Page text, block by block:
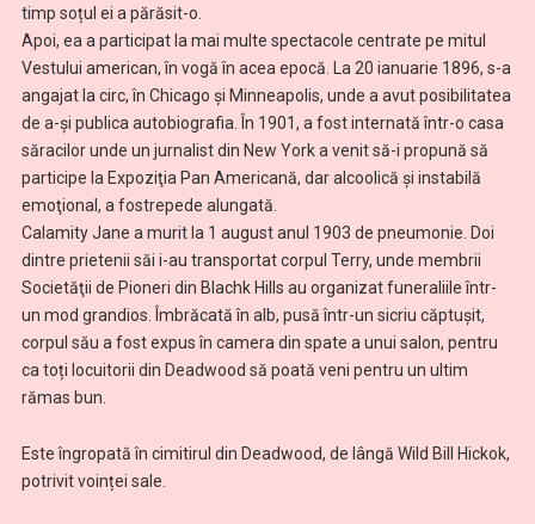
timp soțul ei a părăsit-o.
Apoi, ea a participat la mai multe spectacole centrate pe mitul
Vestului american, în vogă în acea epocă. La 20 ianuarie 1896, s-a
angajat la circ, în Chicago și Minneapolis, unde a avut posibilitatea
de a-şi publica autobiografia. În 1901, a fost internată într-o casa
săracilor unde un jurnalist din New York a venit să-i propună să
participe la Expoziţia Pan Americană, dar alcoolică și instabilă
emoţional, a fostrepede alungată.
Calamity Jane a murit la 1 august anul 1903 de pneumonie. Doi
dintre prietenii săi i-au transportat corpul Terry, unde membrii
Societăţii de Pioneri din Blachk Hills au organizat funeraliile într-
un mod grandios. Îmbrăcată în alb, pusă într-un sicriu căptușit,
corpul său a fost expus în camera din spate a unui salon, pentru
ca toți locuitorii din Deadwood să poată veni pentru un ultim
rămas bun.
Este îngropată în cimitirul din Deadwood, de lângă Wild Bill Hickok,
potrivit voinței sale.